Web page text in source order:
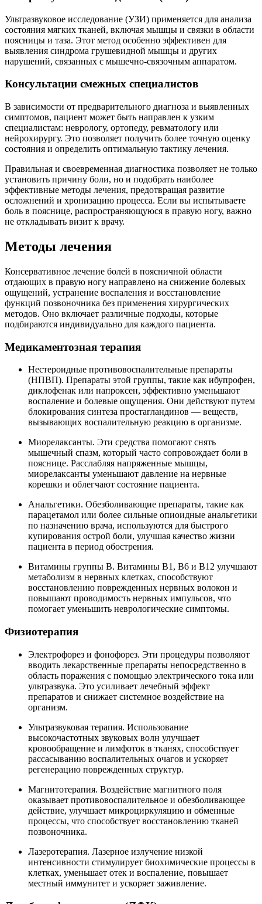
Ультразвуковое исследование (УЗИ) применяется для анализа
состояния мягких тканей, включая мышцы и связки в области
поясницы и таза. Этот метод особенно эффективен для
выявления синдрома грушевидной мышцы и других
нарушений, связанных с мышечно-связочным аппаратом.
Консультации смежных специалистов
В зависимости от предварительного диагноза и выявленных
симптомов, пациент может быть направлен к узким
специалистам: неврологу, ортопеду, ревматологу или
нейрохирургу. Это позволяет получить более точную оценку
состояния и определить оптимальную тактику лечения.
Правильная и своевременная диагностика позволяет не только
установить причину боли, но и подобрать наиболее
эффективные методы лечения, предотвращая развитие
осложнений и хронизацию процесса. Если вы испытываете
боль в пояснице, распространяющуюся в правую ногу, важно
не откладывать визит к врачу.
Методы лечения
Консервативное лечение болей в поясничной области
отдающих в правую ногу направлено на снижение болевых
ощущений, устранение воспаления и восстановление
функций позвоночника без применения хирургических
методов. Оно включает различные подходы, которые
подбираются индивидуально для каждого пациента.
Медикаментозная терапия
Нестероидные противовоспалительные препараты
(НПВП). Препараты этой группы, такие как ибупрофен,
диклофенак или напроксен, эффективно уменьшают
воспаление и болевые ощущения. Они действуют путем
блокирования синтеза простагландинов — веществ,
вызывающих воспалительную реакцию в организме.
Миорелаксанты. Эти средства помогают снять
мышечный спазм, который часто сопровождает боли в
пояснице. Расслабляя напряженные мышцы,
миорелаксанты уменьшают давление на нервные
корешки и облегчают состояние пациента.
Анальгетики. Обезболивающие препараты, такие как
парацетамол или более сильные опиоидные анальгетики
по назначению врача, используются для быстрого
купирования острой боли, улучшая качество жизни
пациента в период обострения.
Витамины группы B. Витамины B1, B6 и B12 улучшают
метаболизм в нервных клетках, способствуют
восстановлению поврежденных нервных волокон и
повышают проводимость нервных импульсов, что
помогает уменьшить неврологические симптомы.
Физиотерапия
Электрофорез и фонофорез. Эти процедуры позволяют
вводить лекарственные препараты непосредственно в
область поражения с помощью электрического тока или
ультразвука. Это усиливает лечебный эффект
препаратов и снижает системное воздействие на
организм.
Ультразвуковая терапия. Использование
высокочастотных звуковых волн улучшает
кровообращение и лимфоток в тканях, способствует
рассасыванию воспалительных очагов и ускоряет
регенерацию поврежденных структур.
Магнитотерапия. Воздействие магнитного поля
оказывает противовоспалительное и обезболивающее
действие, улучшает микроциркуляцию и обменные
процессы, что способствует восстановлению тканей
позвоночника.
Лазеротерапия. Лазерное излучение низкой
интенсивности стимулирует биохимические процессы в
клетках, уменьшает отек и воспаление, повышает
местный иммунитет и ускоряет заживление.